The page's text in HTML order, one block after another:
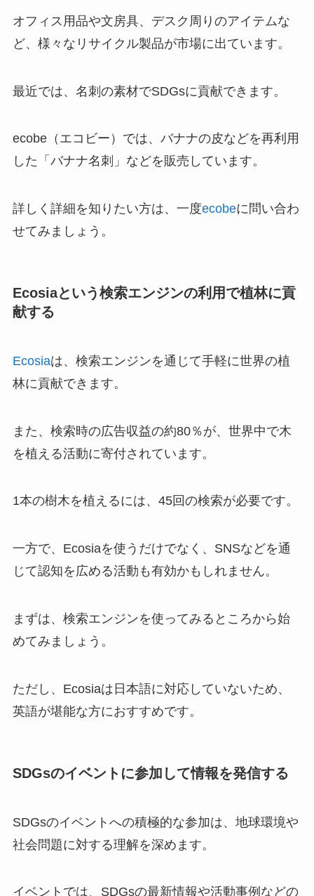
オフィス用品や文房具、デスク周りのアイテムな
ど、様々なリサイクル製品が市場に出ています。
最近では、名刺の素材でSDGsに貢献できます。
ecobe（エコビー）では、バナナの皮などを再利用
した「バナナ名刺」などを販売しています。
詳しく詳細を知りたい方は、一度ecobeに問い合わ
せてみましょう。
Ecosiaという検索エンジンの利用で植林に貢
献する
Ecosiaは、検索エンジンを通じて手軽に世界の植
林に貢献できます。
また、検索時の広告収益の約80％が、世界中で木
を植える活動に寄付されています。
1本の樹木を植えるには、45回の検索が必要です。
一方で、Ecosiaを使うだけでなく、SNSなどを通
じて認知を広める活動も有効かもしれません。
まずは、検索エンジンを使ってみるところから始
めてみましょう。
ただし、Ecosiaは日本語に対応していないため、
英語が堪能な方におすすめです。
SDGsのイベントに参加して情報を発信する
SDGsのイベントへの積極的な参加は、地球環境や
社会問題に対する理解を深めます。
イベントでは、SDGsの最新情報や活動事例などの